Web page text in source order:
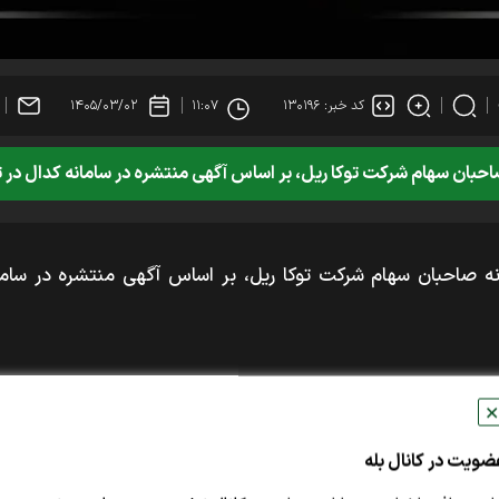
✕
در کانال بله
کد خبر: ۱۳۰۱۹۶ ۱۱:۰۷ ۱۴۰۵/۰۳/۰۲
توکا ریل، بر اساس آگهی منتشره در سامانه کدال در تاریخ ۱۴۰۵/۰۳/۰۲ برگزار